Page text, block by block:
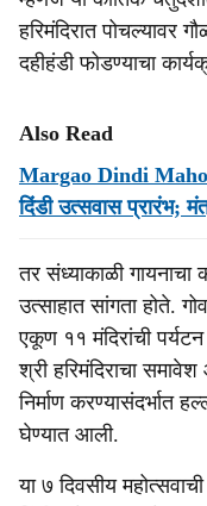
हरिमंदिरात पोचल्यावर
दहीहंडी फोडण्याचा
Also Read
Margao Dindi
दिंडी उत्सवास प्रारंभ;
तर संध्याकाळी गायनाचा
उत्साहात सांगता होते.
एकूण ११ मंदिरांची
श्री हरिमंदिराचा
निर्माण करण्यासंदर्भात
घेण्यात आली.
या ७ दिवसीय